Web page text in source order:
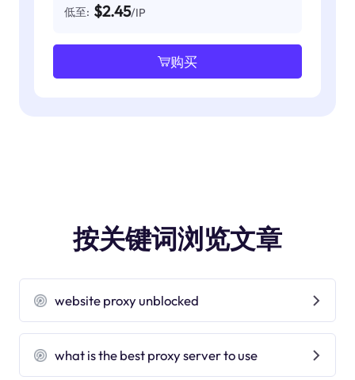
低至: $2.45/IP
购买
按关键词浏览文章
website proxy unblocked
what is the best proxy server to use